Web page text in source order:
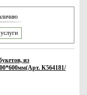
услуги
из
К564181/